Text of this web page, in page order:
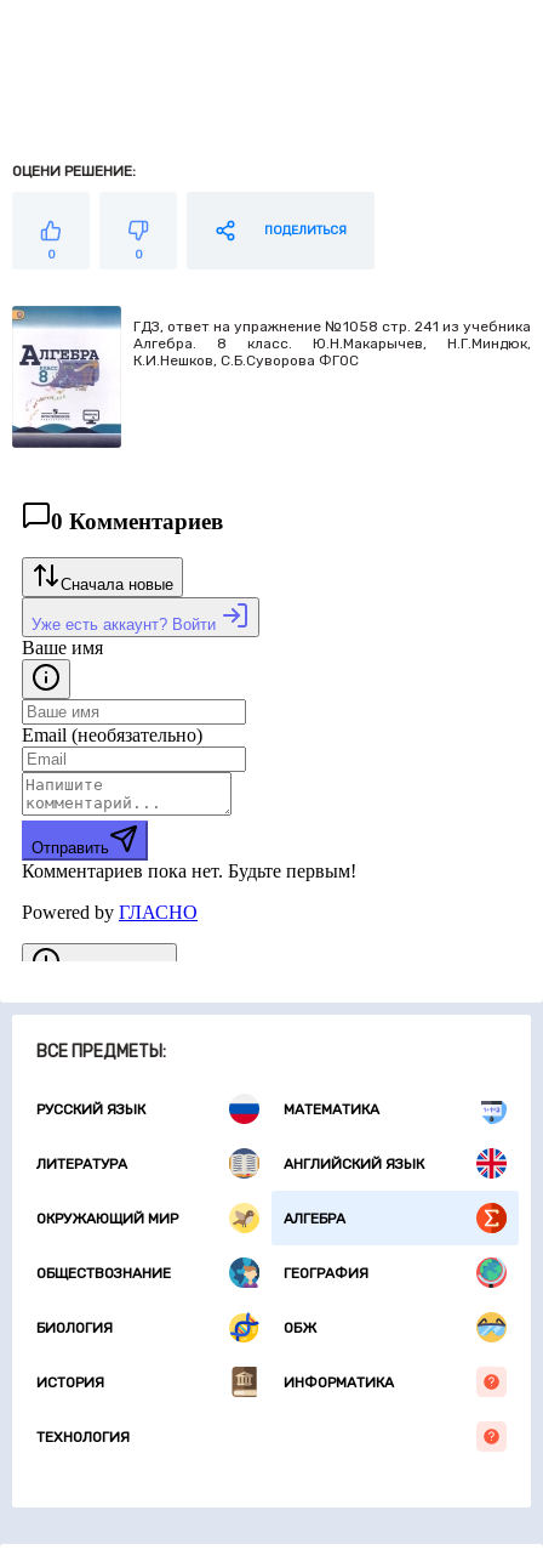
ВСЕ ПРЕДМЕТЫ:
РУССКИЙ ЯЗЫК МАТЕМАТИКА
ЛИТЕРАТУРА АНГЛИЙСКИЙ ЯЗЫК
ОКРУЖАЮЩИЙ МИР АЛГЕБРА
ОБЩЕСТВОЗНАНИЕ ГЕОГРАФИЯ
БИОЛОГИЯ ОБЖ
ИСТОРИЯ ИНФОРМАТИКА
ТЕХНОЛОГИЯ
ОЦЕНИ РЕШЕНИЕ:
0 0
ПОДЕЛИТЬСЯ
ГДЗ, ответ на упражнение №1058 стр. 241 из учебника
Алгебра. 8 класс. Ю.Н.Макарычев, Н.Г.Миндюк,
К.И.Нешков, С.Б.Суворова ФГОС